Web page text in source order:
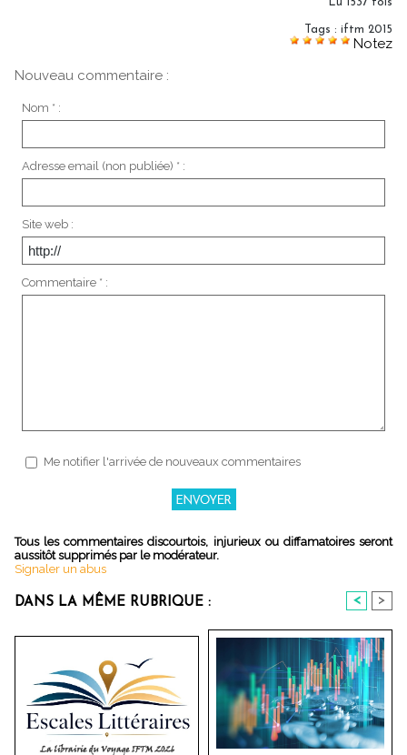
Lu 1537 fois
Tags : iftm 2015
Notez
Nouveau commentaire :
Nom * :
Adresse email (non publiée) * :
Site web :
Commentaire * :
Me notifier l'arrivée de nouveaux commentaires
Tous les commentaires discourtois, injurieux ou diffamatoires seront
aussitôt supprimés par le modérateur.
Signaler un abus
DANS LA MÊME RUBRIQUE : < >